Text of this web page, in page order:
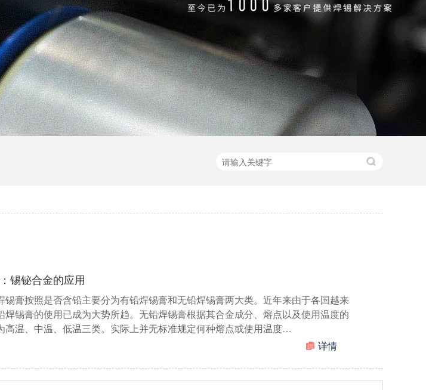
锡铋合金的应用
锡膏按照是否含铅主要分为有铅焊锡膏和无铅焊锡膏两大类。近年来由于各国越来
焊锡膏的使用已成为大势所趋。无铅焊锡膏根据其合金成分、熔点以及使用温度的
高温、中温、低温三类。实际上并无标准规定何种熔点或使用温度…
详情